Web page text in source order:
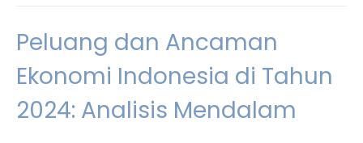
Peluang dan Ancaman
Ekonomi Indonesia di Tahun
2024: Analisis Mendalam